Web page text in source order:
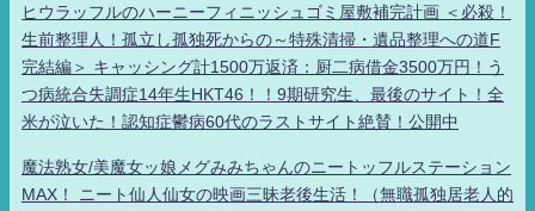
ヒウラッフルのハーニーフィニッシュゴミ屋敷補完計画 ＜必殺！
生前整理人！孤立し孤独死からの～特殊清掃・遺品整理への道F
完結編＞ キャッシング計1500万返済：厨二病借金3500万円！う
つ病統合失調症14年生HKT46！！9期研究生、最後のサイト！全
米が泣いた！認知症鬱病60代のラストサイト絶賛！公開中
魔法熟女/美魔女ッ娘メグみみちゃんのニートッフルステーション
MAX！ ニート仙人仙女の映画三昧老後生活！（無職孤独居老人的